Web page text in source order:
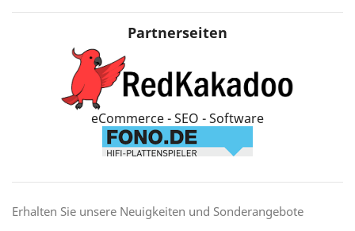
Partnerseiten
eCommerce - SEO - Software
Erhalten Sie unsere Neuigkeiten und Sonderangebote